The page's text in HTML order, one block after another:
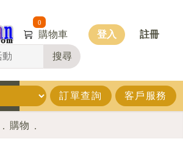
搜尋
0
購物車 登入 註冊
訂單查詢 客戶服務
. 購物 .